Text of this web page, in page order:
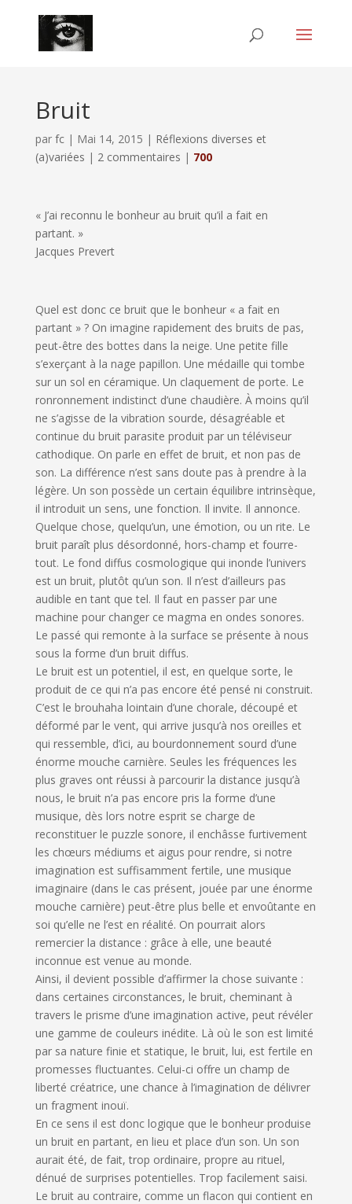
Bruit
par fc| Mai 14, 2015 | Réflexions diverses et
(a)variées | 2 commentaires | 700
« J’ai reconnu le bonheur au bruit qu’il a fait en
partant. »
Jacques Prevert
Quel est donc ce bruit que le bonheur « a fait en
partant » ? On imagine rapidement des bruits de pas,
peut-être des bottes dans la neige. Une petite fille
s’exerçant à la nage papillon. Une médaille qui tombe
sur un sol en céramique. Un claquement de porte. Le
ronronnement indistinct d’une chaudière. À moins qu’il
ne s’agisse de la vibration sourde, désagréable et
continue du bruit parasite produit par un téléviseur
cathodique. On parle en effet de bruit, et non pas de
son. La différence n’est sans doute pas à prendre à la
légère. Un son possède un certain équilibre intrinsèque,
il introduit un sens, une fonction. Il invite. Il annonce.
Quelque chose, quelqu’un, une émotion, ou un rite. Le
bruit paraît plus désordonné, hors-champ et fourre-
tout. Le fond diffus cosmologique qui inonde l’univers
est un bruit, plutôt qu’un son. Il n’est d’ailleurs pas
audible en tant que tel. Il faut en passer par une
machine pour changer ce magma en ondes sonores.
Le passé qui remonte à la surface se présente à nous
sous la forme d’un bruit diffus.
Le bruit est un potentiel, il est, en quelque sorte, le
produit de ce qui n’a pas encore été pensé ni construit.
C’est le brouhaha lointain d’une chorale, découpé et
déformé par le vent, qui arrive jusqu’à nos oreilles et
qui ressemble, d’ici, au bourdonnement sourd d’une
énorme mouche carnière. Seules les fréquences les
plus graves ont réussi à parcourir la distance jusqu’à
nous, le bruit n’a pas encore pris la forme d’une
musique, dès lors notre esprit se charge de
reconstituer le puzzle sonore, il enchâsse furtivement
les chœurs médiums et aigus pour rendre, si notre
imagination est suffisamment fertile, une musique
imaginaire (dans le cas présent, jouée par une énorme
mouche carnière) peut-être plus belle et envoûtante en
soi qu’elle ne l’est en réalité. On pourrait alors
remercier la distance : grâce à elle, une beauté
inconnue est venue au monde.
Ainsi, il devient possible d’affirmer la chose suivante :
dans certaines circonstances, le bruit, cheminant à
travers le prisme d’une imagination active, peut révéler
une gamme de couleurs inédite. Là où le son est limité
par sa nature finie et statique, le bruit, lui, est fertile en
promesses fluctuantes. Celui-ci offre un champ de
liberté créatrice, une chance à l’imagination de délivrer
un fragment inouï.
En ce sens il est donc logique que le bonheur produise
un bruit en partant, en lieu et place d’un son. Un son
aurait été, de fait, trop ordinaire, propre au rituel,
dénué de surprises potentielles. Trop facilement saisi.
Le bruit au contraire, comme un flacon qui contient en